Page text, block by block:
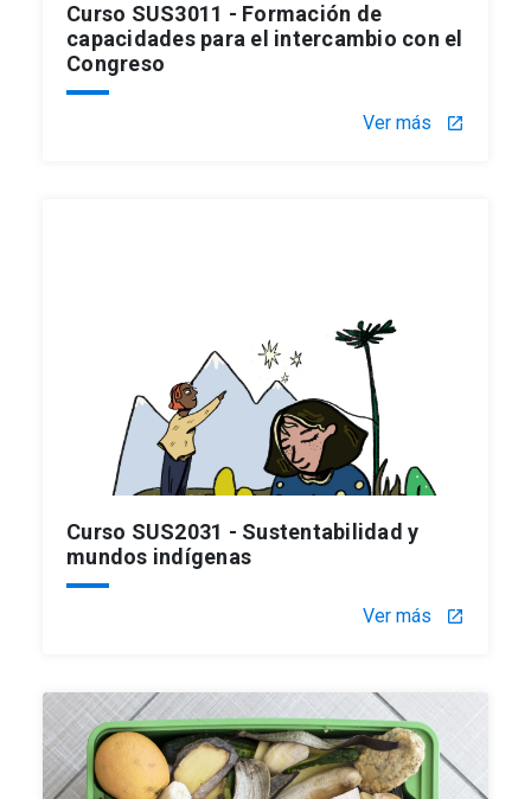
Curso SUS3011 - Formación de
capacidades para el intercambio con el
Congreso
Ver más launch
Curso SUS2031 - Sustentabilidad y
mundos indígenas
Ver más launch